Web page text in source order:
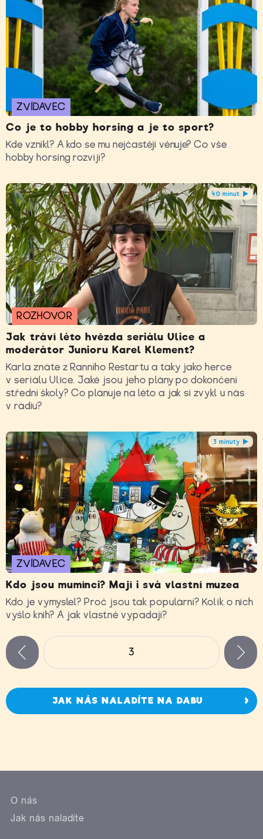
ZVÍDAVEC
Co je to hobby horsing a je to sport?
Kde vznikl? A kdo se mu nejčastěji věnuje? Co vše
hobby horsing rozvíjí?
40 minut
ROZHOVOR
Jak tráví léto hvězda seriálu Ulice a
moderátor Junioru Karel Klement?
Karla znáte z Ranního Restartu a taky jako herce
v seriálu Ulice. Jaké jsou jeho plány po dokončení
střední školy? Co plánuje na léto a jak si zvykl u nás
v rádiu?
3 minuty
ZVÍDAVEC
Kdo jsou mumínci? Mají i svá vlastní muzea
Kdo je vymyslel? Proč jsou tak populární? Kolik o nich
vyšlo knih? A jak vlastně vypadají?
Stránky
3
JAK NÁS NALADÍTE NA DABU
O nás
Jak nás naladíte